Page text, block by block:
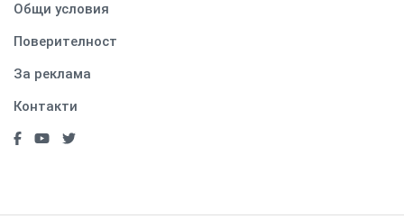
Общи условия
Поверителност
За реклама
Контакти